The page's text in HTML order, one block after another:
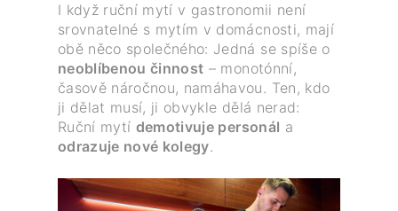
I když ruční mytí v gastronomii není
srovnatelné s mytím v domácnosti, mají
obě něco společného: Jedná se spíše o
neoblíbenou činnost – monotónní,
časově náročnou, namáhavou. Ten, kdo
ji dělat musí, ji obvykle dělá nerad:
Ruční mytí demotivuje personál a
odrazuje nové kolegy.